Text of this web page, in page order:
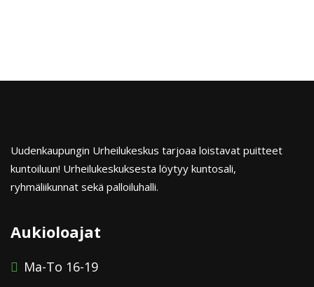
Uudenkaupungin Urheilukeskus tarjoaa loistavat puitteet
kuntoiluun! Urheilukeskuksesta löytyy kuntosali,
ryhmäliikunnat sekä palloiluhalli.
Aukioloajat
Ma-To 16-19